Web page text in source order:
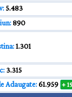
5.483
890
1.301
3.315
Adaugate:61.959 +